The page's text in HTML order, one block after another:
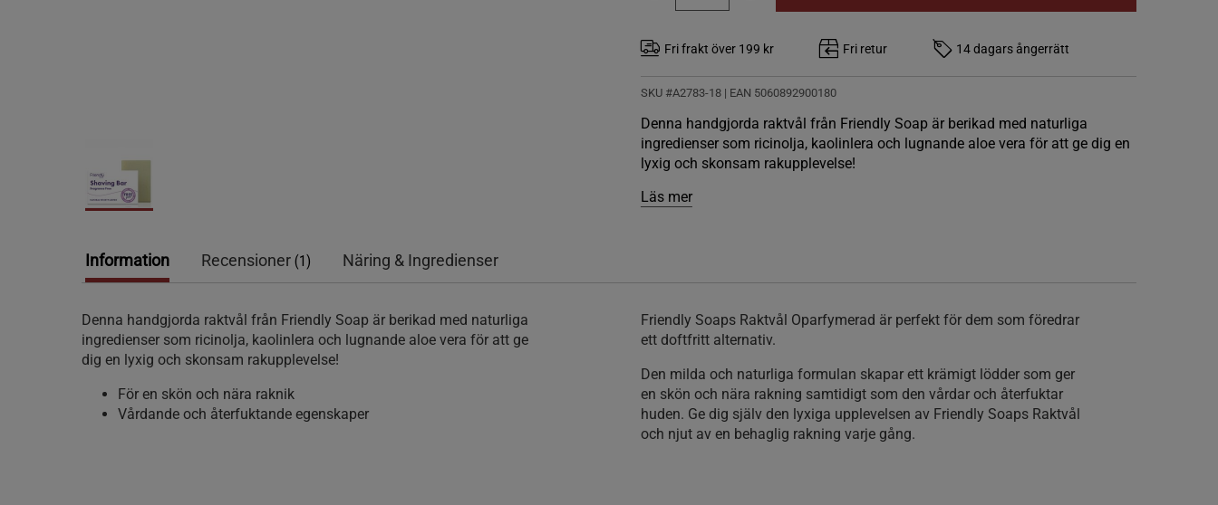
Fri frakt över 199 kr Fri retur 14 dagars ångerrätt
SKU #A2783-18 | EAN 5060892900180
Denna handgjorda raktvål från Friendly Soap är berikad med naturliga
ingredienser som ricinolja, kaolinlera och lugnande aloe vera för att ge dig en
lyxig och skonsam rakupplevelse!
Läs mer
Information Recensioner (1) Näring & Ingredienser
Denna handgjorda raktvål från Friendly Soap är berikad med naturliga
ingredienser som ricinolja, kaolinlera och lugnande aloe vera för att ge
dig en lyxig och skonsam rakupplevelse!
För en skön och nära raknik
Vårdande och återfuktande egenskaper
Friendly Soaps Raktvål Oparfymerad är perfekt för dem som föredrar
ett doftfritt alternativ.
Den milda och naturliga formulan skapar ett krämigt lödder som ger
en skön och nära rakning samtidigt som den vårdar och återfuktar
huden. Ge dig själv den lyxiga upplevelsen av Friendly Soaps Raktvål
och njut av en behaglig rakning varje gång.